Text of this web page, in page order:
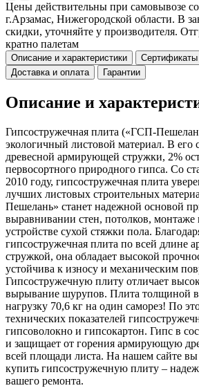
Цены действительны при самовывозе
г.Арзамас, Нижегородской области. В
скидки, уточняйте у производителя.
кратно палетам
Описание и характеристики Сертификаты
Доставка и оплата
Гарантии
Описание и
Гипсостружечная плита («ГСП-
экологичный листовой материал. В его
древесной армирующей стружки, 2%
первосортного природного гипса. Со
2010 году, гипсостружечная плита
лучших листовых строительных
Пешелань» станет надежной основой
выравнивании стен, потолков, монтаже
устройстве сухой стяжки пола.
гипсостружечная плита по всей длине
стружкой, она обладает высокой
устойчива к износу и механическим
Гипсостружечную плиту отличает
вырывание шурупов. Плита толщиной
нагрузку 70,6 кг на один саморез! По
технических показателей
гипсоволокно и гипсокартон. Гипс в
и защищает от горения армирующую
всей площади листа. На нашем сайте
купить гипсостружечную плиту –
вашего ремонта.